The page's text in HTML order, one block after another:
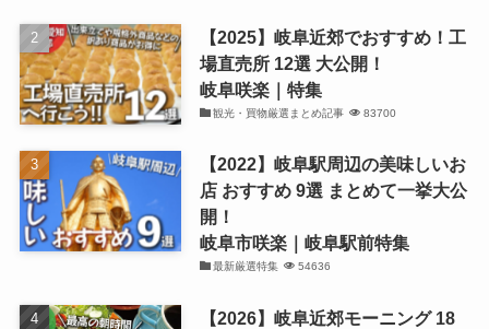
【2025】岐阜近郊でおすすめ！工
場直売所 12選 大公開！
岐阜咲楽｜特集
観光・買物厳選まとめ記事 83700
【2022】岐阜駅周辺の美味しいお
店 おすすめ 9選 まとめて一挙大公
開！
岐阜市咲楽｜岐阜駅前特集
最新厳選特集 54636
【2026】岐阜近郊モーニング 18